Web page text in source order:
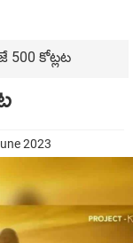
500 కోట్ల‌ట‌
2023